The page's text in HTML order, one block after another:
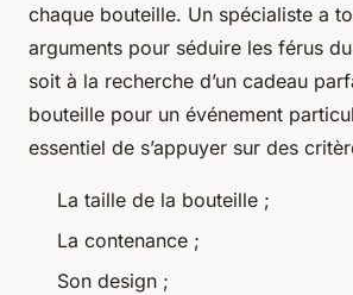
chaque bouteille. Un spécialiste a
arguments pour séduire les férus du
soit à la recherche d’un cadeau
bouteille pour un événement
essentiel de s’appuyer sur des
La taille de la bouteille ;
La contenance ;
Son design ;